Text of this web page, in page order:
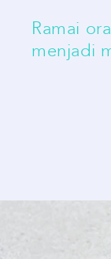
Ramai
menjadi